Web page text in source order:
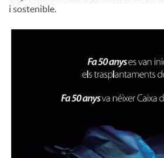
i sostenible.